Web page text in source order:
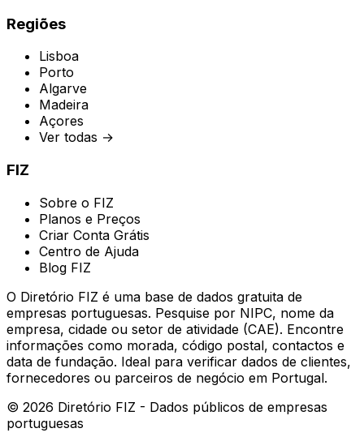
Regiões
Lisboa
Porto
Algarve
Madeira
Açores
Ver todas →
FIZ
Sobre o FIZ
Planos e Preços
Criar Conta Grátis
Centro de Ajuda
Blog FIZ
O Diretório FIZ é uma base de dados gratuita de
empresas portuguesas. Pesquise por NIPC, nome da
empresa, cidade ou setor de atividade (CAE). Encontre
informações como morada, código postal, contactos e
data de fundação. Ideal para verificar dados de clientes,
fornecedores ou parceiros de negócio em Portugal.
© 2026 Diretório FIZ - Dados públicos de empresas
portuguesas